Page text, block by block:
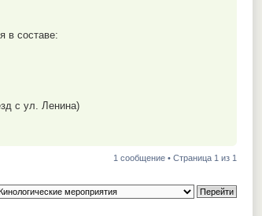
в составе:
с ул. Ленина)
1 сообщение • Страница 1 из 1